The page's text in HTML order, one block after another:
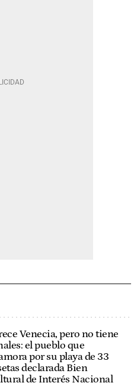
Venecia, pero no tiene
el pueblo que
por su playa de 33
declarada Bien
de Interés Nacional